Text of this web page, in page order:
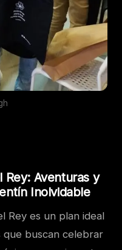
Rey: Aventuras y
Inolvidable
Rey es un plan ideal
que buscan celebrar